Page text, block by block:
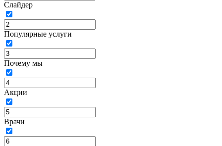
Слайдер
Популярные услуги
Почему мы
Акции
Врачи